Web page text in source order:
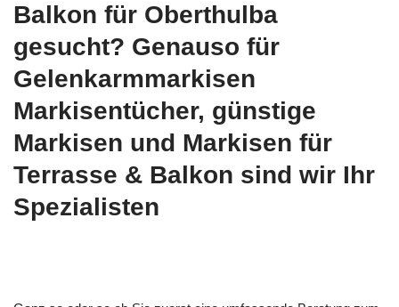
Balkon für Oberthulba
gesucht? Genauso für
Gelenkarmmarkisen
Markisentücher, günstige
Markisen und Markisen für
Terrasse & Balkon sind wir Ihr
Spezialisten